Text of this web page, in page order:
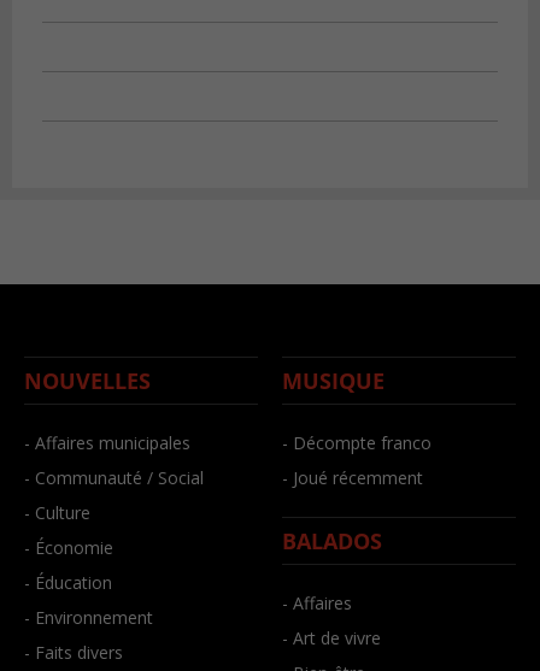
NOUVELLES
- Affaires municipales
- Communauté / Social
- Culture
- Économie
- Éducation
- Environnement
- Faits divers
MUSIQUE
- Décompte franco
- Joué récemment
BALADOS
- Affaires
- Art de vivre